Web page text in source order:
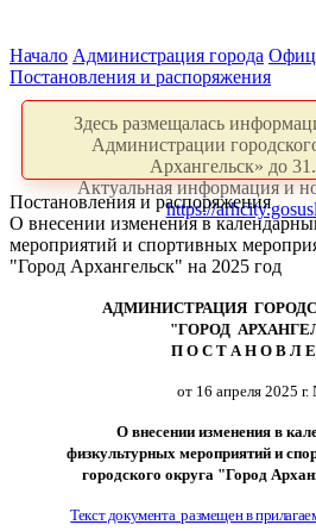
Начало Администрация города
Постановления и распоряжения
Здесь размещалась
Администрации
Архангельск» до
Актуальная информация и
https://
Постановления и распоряжения
О внесении изменения в
мероприятий и спортивных
"Город Архангельск" на 2025 год
АДМИНИСТРАЦИЯ
"ГОРОД
П О С Т А Н О В Л
от 16 апреля 2025
О внесении изменения в
физкультурных мероприятий и
городского округа "Город
Текст документа размещен в